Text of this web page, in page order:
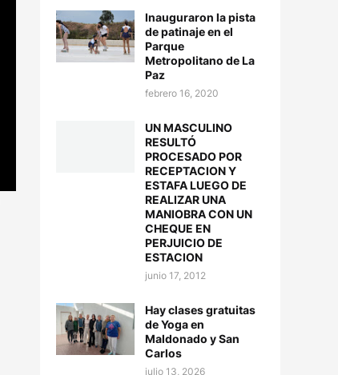
Inauguraron la pista
de patinaje en el
Parque
Metropolitano de La
Paz
febrero 16, 2020
UN MASCULINO
RESULTÓ
PROCESADO POR
RECEPTACION Y
ESTAFA LUEGO DE
REALIZAR UNA
MANIOBRA CON UN
CHEQUE EN
PERJUICIO DE
ESTACION
junio 17, 2012
Hay clases gratuitas
de Yoga en
Maldonado y San
Carlos
julio 13, 2026